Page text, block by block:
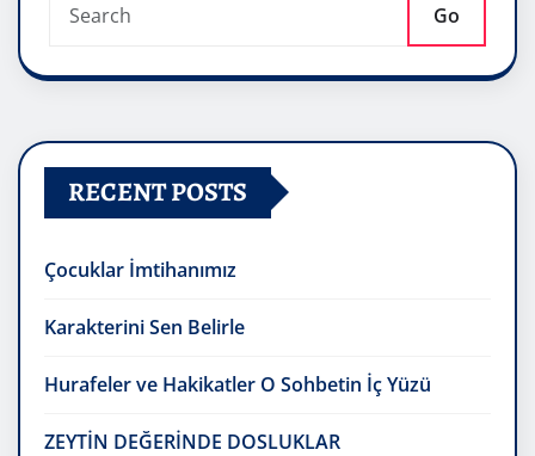
Go
RECENT POSTS
Çocuklar İmtihanımız
Karakterini Sen Belirle
Hurafeler ve Hakikatler O Sohbetin İç Yüzü
ZEYTİN DEĞERİNDE DOSLUKLAR